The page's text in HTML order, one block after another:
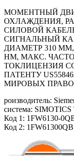
МОМЕНТНЫЙ
ОХЛАЖДЕНИЯ,
СИЛОВОЙ
СИГНАЛЬНЫЙ
ДИАМЕТР 310
HM, МАКС.
ТОКЛИЦЕНЗИЯ
ПАТЕНТУ
МИРОВЫХ
роизводитель:
система: SIMOTICS
Код 1: 1FW6130-
Код 2: